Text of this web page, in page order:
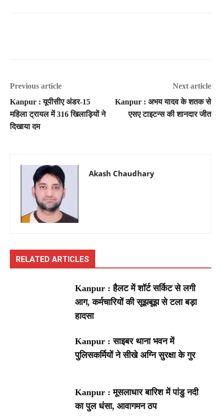
Previous article
Kanpur : यूपीसीए अंडर-15
महिला ट्रायल में 316 खिलाड़ियों ने
दिखाया दम
Next article
Kanpur : अभय यादव के शतक से
एसए टाइटन्स की शानदार जीत
Akash Chaudhary
RELATED ARTICLES
Kanpur : हैलट में शॉर्ट सर्किट से लगी
आग, कर्मचारियों की सूझबूझ से टला बड़ा
हादसा
Kanpur : साइबर थाना भवन में
पुलिसकर्मियों ने सीखे अग्नि सुरक्षा के गुर
Kanpur : मूसलाधार बारिश में पांडु नदी
का पुल धंसा, आवागमन ठप